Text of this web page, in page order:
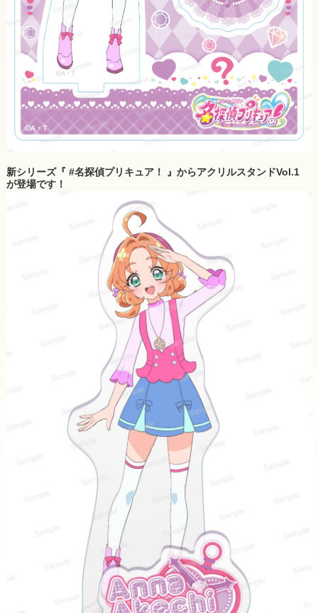
新シリーズ『 #名探偵プリキュア！ 』からアクリルスタンドVol.1
が登場です！